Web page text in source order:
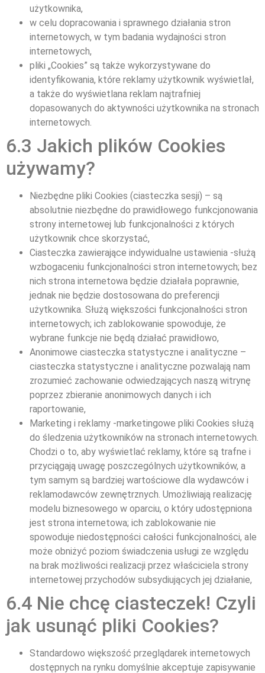
użytkownika,
w celu dopracowania i sprawnego działania stron
internetowych, w tym badania wydajności stron
internetowych,
pliki „Cookies” są także wykorzystywane do
identyfikowania, które reklamy użytkownik wyświetlał,
a także do wyświetlana reklam najtrafniej
dopasowanych do aktywności użytkownika na stronach
internetowych.
6.3 Jakich plików Cookies
używamy?
Niezbędne pliki Cookies (ciasteczka sesji) – są
absolutnie niezbędne do prawidłowego funkcjonowania
strony internetowej lub funkcjonalności z których
użytkownik chce skorzystać,
Ciasteczka zawierające indywidualne ustawienia -służą
wzbogaceniu funkcjonalności stron internetowych; bez
nich strona internetowa będzie działała poprawnie,
jednak nie będzie dostosowana do preferencji
użytkownika. Służą większości funkcjonalności stron
internetowych; ich zablokowanie spowoduje, że
wybrane funkcje nie będą działać prawidłowo,
Anonimowe ciasteczka statystyczne i analityczne –
ciasteczka statystyczne i analityczne pozwalają nam
zrozumieć zachowanie odwiedzających naszą witrynę
poprzez zbieranie anonimowych danych i ich
raportowanie,
Marketing i reklamy -marketingowe pliki Cookies służą
do śledzenia użytkowników na stronach internetowych.
Chodzi o to, aby wyświetlać reklamy, które są trafne i
przyciągają uwagę poszczególnych użytkowników, a
tym samym są bardziej wartościowe dla wydawców i
reklamodawców zewnętrznych. Umożliwiają realizację
modelu biznesowego w oparciu, o który udostępniona
jest strona internetowa; ich zablokowanie nie
spowoduje niedostępności całości funkcjonalności, ale
może obniżyć poziom świadczenia usługi ze względu
na brak możliwości realizacji przez właściciela strony
internetowej przychodów subsydiujących jej działanie,
6.4 Nie chcę ciasteczek! Czyli
jak usunąć pliki Cookies?
Standardowo większość przeglądarek internetowych
dostępnych na rynku domyślnie akceptuje zapisywanie